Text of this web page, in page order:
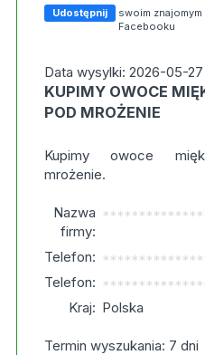
Udostępnij
swoim znajomym
Facebooku
Data wysylki: 2026-05-27
KUPIMY OWOCE
POD MROŻENIE
Kupimy owoce
mrożenie.
Nazwa
firmy:
Telefon:
Telefon:
Kraj: Polska
Termin wyszukania: 7 dni